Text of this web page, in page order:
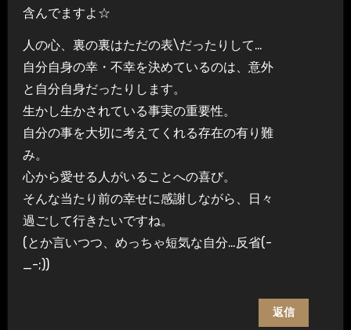
含んでますよ☆
人の心、裏の裏はただの表\だったりして…
自分自身の幸・不幸を決めているのは、意外
と自分自身だったりします。
生かし生かされている事実の重要性。
自分の事を大切に考えてくれる存在の有り難
み。
心から愛せる人がいることへの喜び。
そんな当たり前の幸せに感謝しながら、日々
過ごして行きたいですね。
(とか言いつつ、めっちゃ短気な自分…反省(-
_-;))
返信